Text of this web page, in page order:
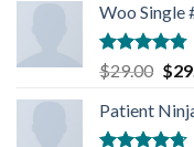
Woo Single
Rated4.75
out of 5
$29.00 $
Patient